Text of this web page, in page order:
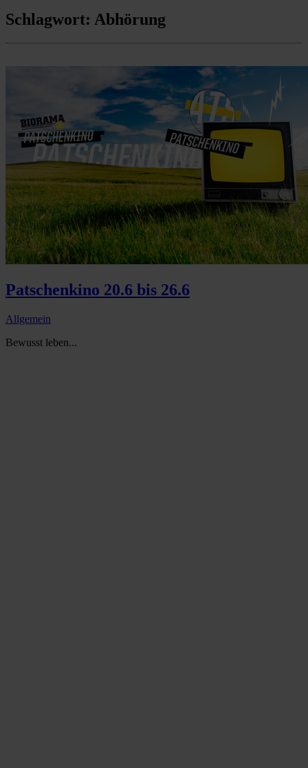
Schlagwort: Abhörung
Patschenkino 20.6 bis 26.6
Allgemein
Bewusst leben...